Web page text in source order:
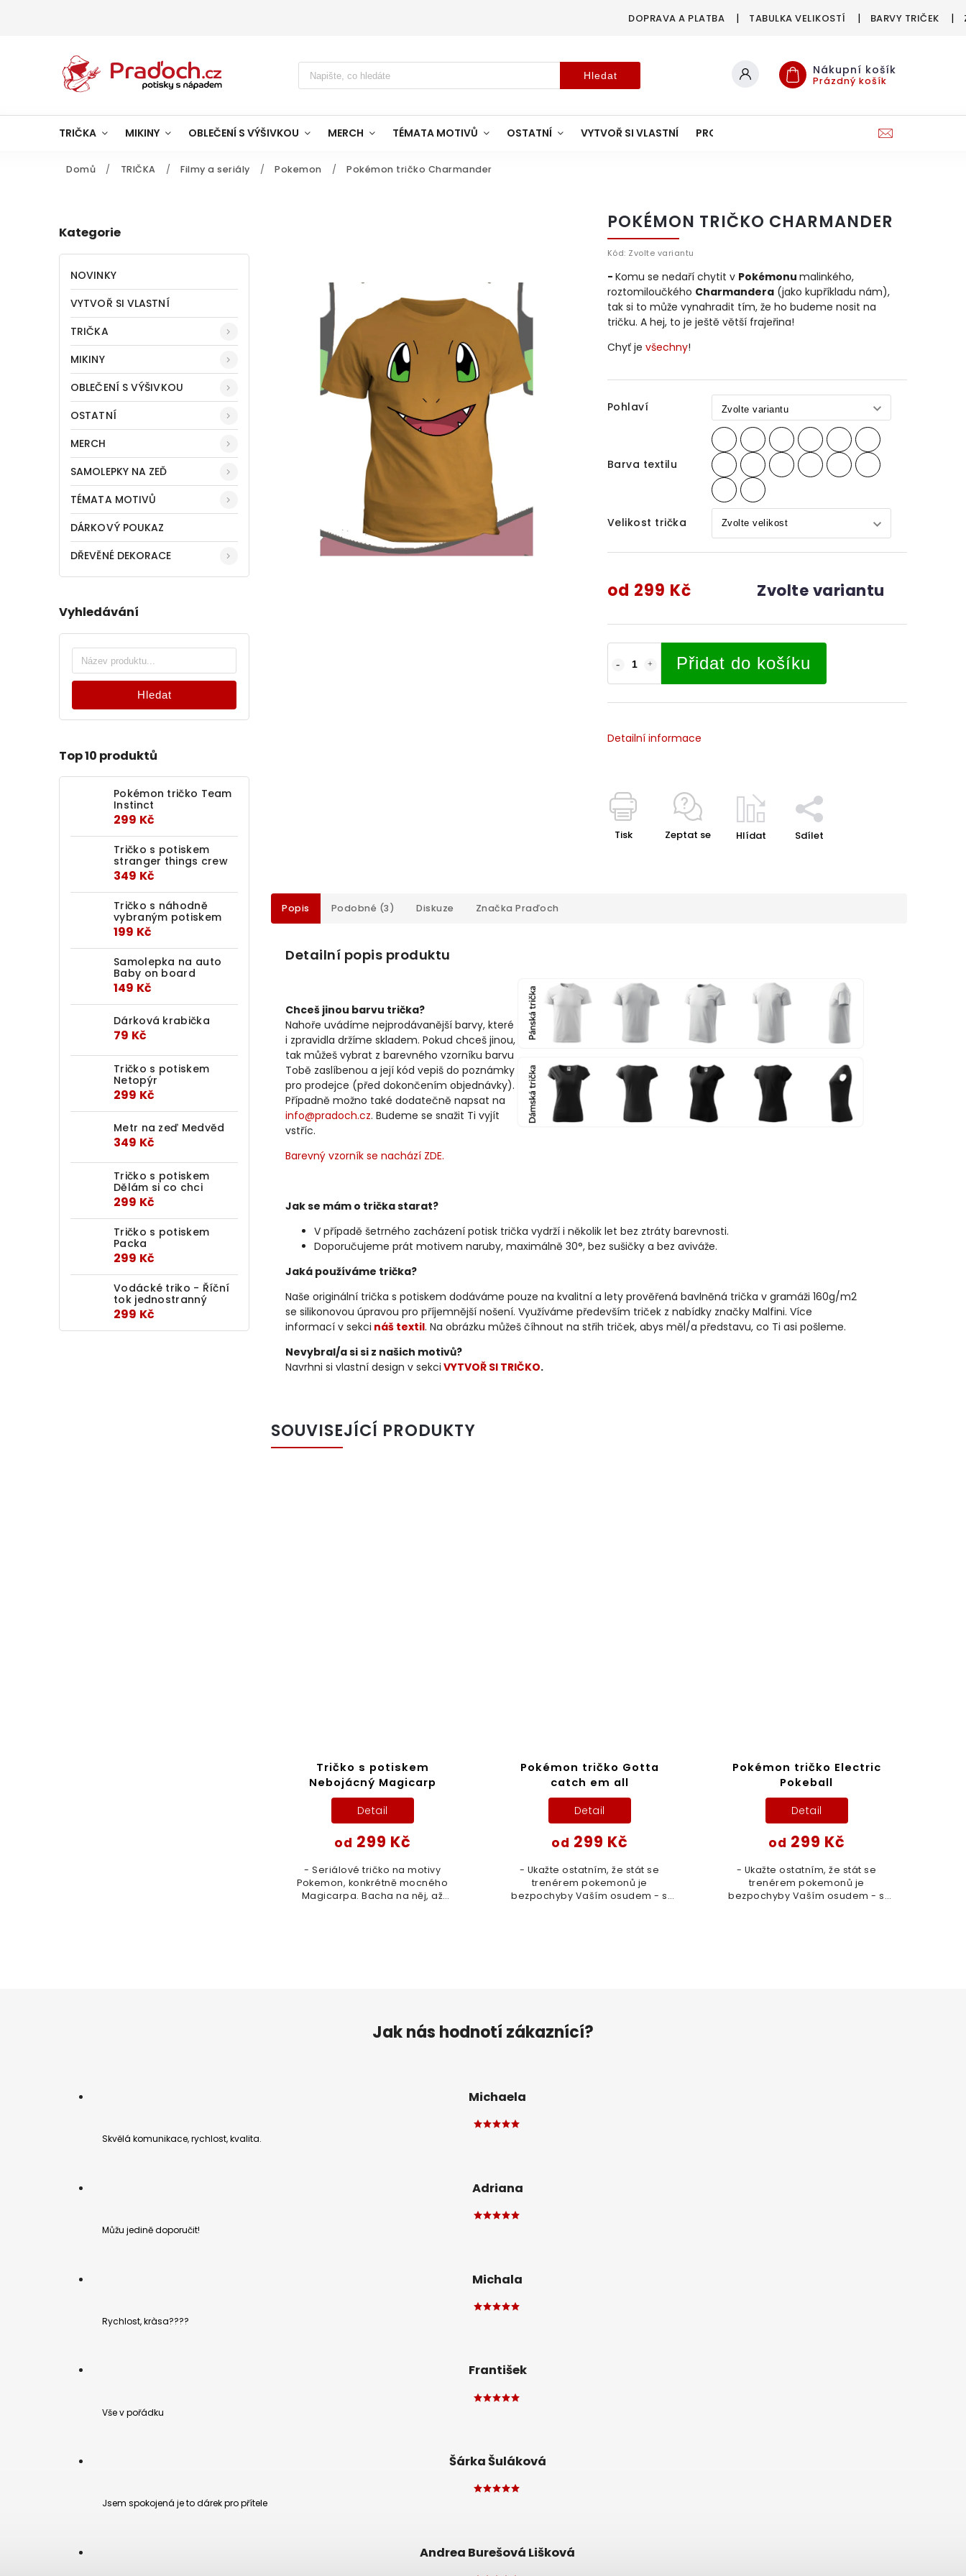
DOPRAVA A PLATBA TABULKA VELIKOSTÍ BARVY TRIČEK
Hledat Nákupní košík
Prázdný košík
TRIČKA MIKINY OBLEČENÍ S VÝŠIVKOU MERCH TÉMATA MOTIVŮ OSTATNÍ VYTVOŘ SI VLASTNÍ PRO FIRMY & SPOLKY
Domů / TRIČKA / Filmy a seriály / Pokemon / Pokémon tričko Charmander
Kategorie
NOVINKY
VYTVOŘ SI VLASTNÍ
TRIČKA
MIKINY
OBLEČENÍ S VÝŠIVKOU
OSTATNÍ
MERCH
SAMOLEPKY NA ZEĎ
TÉMATA MOTIVŮ
DÁRKOVÝ POUKAZ
DŘEVĚNÉ DEKORACE
Vyhledávání
Hledat
Top 10 produktů
Pokémon tričko Team
Instinct
299 Kč
Tričko s potiskem
stranger things crew
349 Kč
Tričko s náhodně
vybraným potiskem
199 Kč
Samolepka na auto
Baby on board
149 Kč
Dárková krabička
79 Kč
Tričko s potiskem
Netopýr
299 Kč
Metr na zeď Medvěd
349 Kč
Tričko s potiskem
Dělám si co chci
299 Kč
Tričko s potiskem
Packa
299 Kč
Vodácké triko - Říční
tok jednostranný
299 Kč
POKÉMON TRIČKO CHARMANDER
Kód: Zvolte variantu
Pohlaví
Barva textilu
Velikost trička
od 299 Kč Zvolte variantu
Přidat do košíku
- Komu se nedaří chytit v Pokémonu malinkého,
roztomiloučkého Charmandera(jako kupříkladu nám),
tak si to může vynahradit tím, že ho budeme nosit na
tričku. A hej, to je ještě větší frajeřina!
Chyť je všechny!
Detailní informace
Tisk Zeptat se Hlídat Sdílet
Popis Podobné (3) Diskuze Značka Praďoch
Detailní popis produktu
Chceš jinou barvu trička?
Nahoře uvádíme nejprodávanější barvy, které
i zpravidla držíme skladem. Pokud chceš jinou,
tak můžeš vybrat z barevného vzorníku barvu
Tobě zaslíbenou a její kód vepiš do poznámky
pro prodejce (před dokončením objednávky).
Případně možno také dodatečně napsat na
info@pradoch.cz. Budeme se snažit Ti vyjít
vstříc.
Barevný vzorník se nachází ZDE.
Jak se mám o trička starat?
V případě šetrného zacházení potisk trička vydrží i několik let bez ztráty barevnosti.
Doporučujeme prát motivem naruby, maximálně 30°, bez sušičky a bez aviváže.
Jaká používáme trička?
Naše originální trička s potiskem dodáváme pouze na kvalitní a lety prověřená bavlněná trička v gramáži 160g/m2
se silikonovou úpravou pro příjemnější nošení. Využíváme především triček z nabídky značky Malfini. Více
informací v sekci náš textil. Na obrázku můžeš číhnout na střih triček, abys měl/a představu, co Ti asi pošleme.
Nevybral/a si si z našich motivů?
Navrhni si vlastní design v sekci VYTVOŘ SI TRIČKO.
SOUVISEJÍCÍ PRODUKTY
Tričko s potiskem
Nebojácný Magicarp
od 299 Kč
Detail
- Seriálové tričko na motivy
Pokemon, konkrétně mocného
Magicarpa. Bacha na něj, až
Pokémon tričko Gotta
catch em all
od 299 Kč
Detail
- Ukažte ostatním, že stát se
trenérem pokemonů je
bezpochyby Vaším osudem - s
Pokémon tričko Electric
Pokeball
od 299 Kč
Detail
- Ukažte ostatním, že stát se
trenérem pokemonů je
bezpochyby Vaším osudem - s
Jak nás hodnotí zákaznící?
Michaela
Skvělá komunikace, rychlost, kvalita.
Adriana
Můžu jedině doporučit!
Michala
Rychlost, kràsa????
František
Vše v pořádku
Šárka Šuláková
Jsem spokojená je to dárek pro přítele
Andrea Burešová Lišková